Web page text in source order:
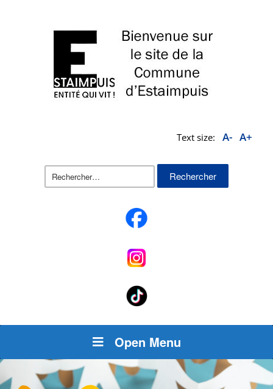
Text size: A- A+
Rechercher :
Open Menu